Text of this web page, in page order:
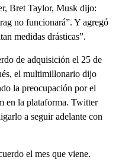
Bret Taylor, Musk dijo:
no funcionará”. Y agregó
medidas drásticas”.
de adquisición el 25 de
el multimillonario dijo
la preocupación por el
en la plataforma. Twitter
a seguir adelante con
el mes que viene.